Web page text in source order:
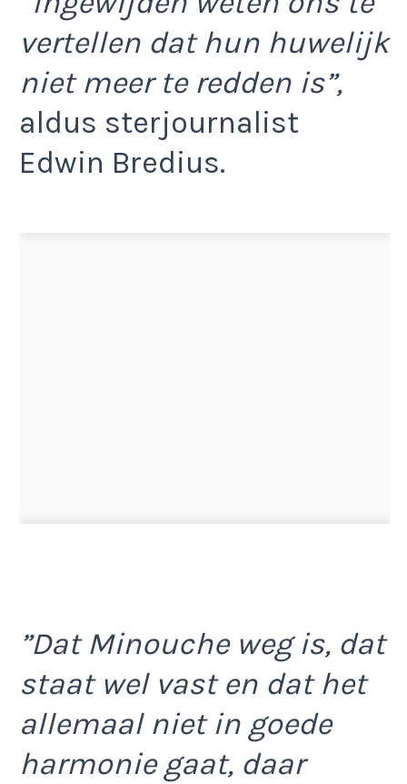
vertellen dat hun huwelijk
niet meer te redden is”,
aldus sterjournalist
Edwin Bredius.
”Dat Minouche weg is, dat
staat wel vast en dat het
allemaal niet in goede
harmonie gaat, daar